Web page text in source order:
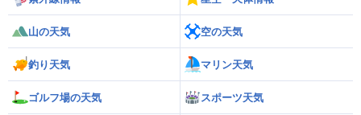
山の天気 空の天気
釣り天気 マリン天気
ゴルフ場の天気 スポーツ天気